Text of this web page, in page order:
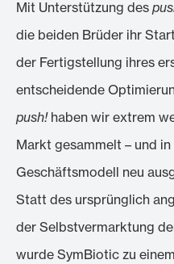
Mit Unterstützung des
die beiden Brüder ihr
der Fertigstellung ihres
entscheidende
push!haben wir extrem
Markt gesammelt – und
Geschäftsmodell neu
Statt des ursprünglich
der Selbstvermarktung
wurde SymBiotic zu